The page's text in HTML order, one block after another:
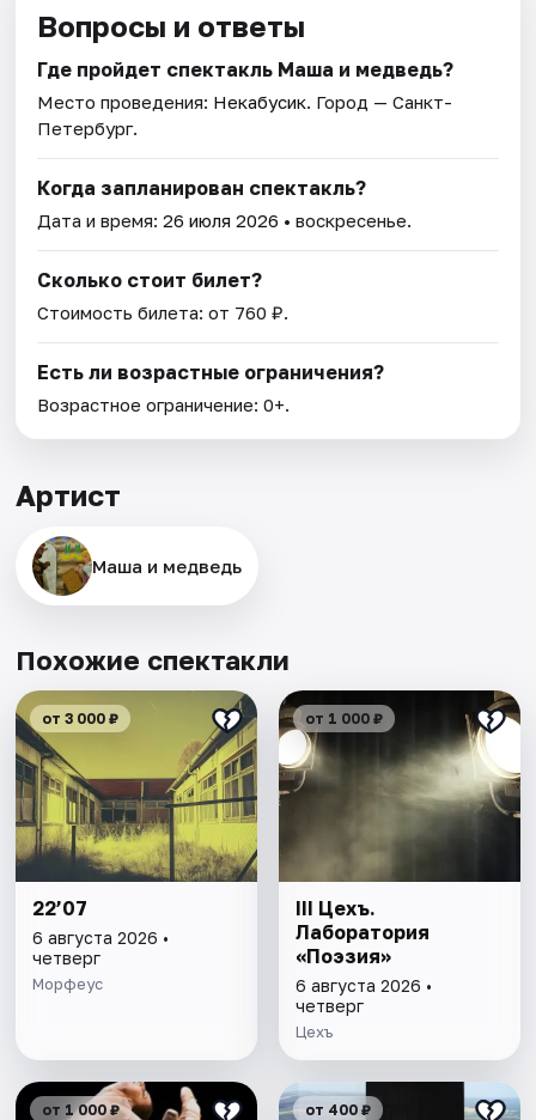
Вопросы и ответы
Где пройдет спектакль Маша и медведь?
Место проведения: Некабусик. Город — Санкт-
Петербург.
Когда запланирован спектакль?
Дата и время:26 июля 2026 • воскресенье.
Сколько стоит билет?
Стоимость билета: от 760 ₽.
Есть ли возрастные ограничения?
Возрастное ограничение: 0+.
Артист
Маша и медведь
Похожие спектакли
от 3 000 ₽
22’07
6 августа 2026 •
четверг
Морфеус
от 1 000 ₽
III Цехъ.
Лаборатория
«Поэзия»
6 августа 2026 •
четверг
Цехъ
от 1 000 ₽ от 400 ₽